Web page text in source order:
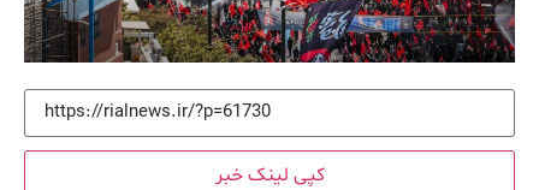
کپی لینک خبر